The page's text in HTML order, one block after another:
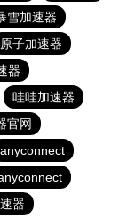
雪加速器
原子加速器
器
哇哇加速器
官网
anyconnect
器